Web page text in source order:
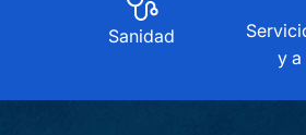
Sanidad
y